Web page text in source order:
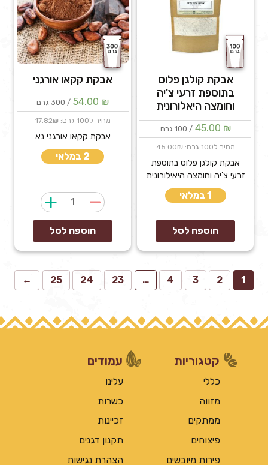
אבקת קולגן פלוס
בתוספת זרעי צ'יה
וחומצה היאלורונית
45.00 ₪ / 100 גרם
מחיר ל100 גרם: 45.00₪
אבקת קולגן פלוס בתוספת
זרעי צ'יה וחומצה היאילורונית
1 במלאי
הוספה לסל
אבקת קקאו אורגני
54.00 ₪ / 300 גרם
מחיר ל100 גרם: 17.82₪
אבקת קקאו אורגני נא
2 במלאי
כמות
של
אבקת
קקאו
אורגני
הוספה לסל
1
2
3
4
…
23
24
25
←
קטגוריות
כללי
מזווה
ממתקים
פיצוחים
פירות מיובשים
עמודים
עלינו
כשרות
זכיינות
תקנון דגנים
הצהרת נגישות